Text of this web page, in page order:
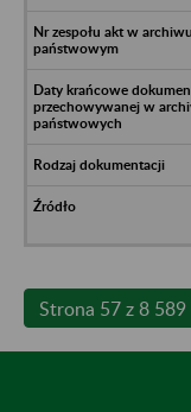
Strona 57 z 8 589